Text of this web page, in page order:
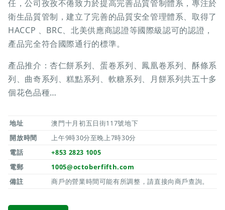
任，公司孜孜不倦致力於提高完善品質管制體系，專注於
衛生品質管制，建立了完善的品質安全管理體系、取得了
HACCP 、BRC、北美供應商認證等國際級認可的認證，
產品完全符合國際通行的標準。
產品推介：杏仁餅系列、蛋卷系列、鳳凰卷系列、酥條系
列、曲奇系列、糕點系列、軟糖系列、月餅系列共五十多
個花色品種…
地址
澳門十月初五日街117號地下
開放時間
上午9時30分至晚上7時30分
電話
+853 2823 1005
電郵
1005@octoberfifth.com
備註
商戶的營業時間可能有所調整，請直接向商戶查詢。